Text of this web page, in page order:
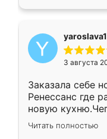
3 августа
Заказала себе
Ренессанс где
новую
вполне
два года,
Читать полностью